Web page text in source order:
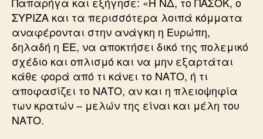
ΣΥΡΙΖΑ και τα περισσότερα λοιπά κόμματα
αναφέρονται στην ανάγκη η Ευρώπη,
δηλαδή η ΕΕ, να αποκτήσει δικό της πολεμικό
σχέδιο και οπλισμό και να μην εξαρτάται
κάθε φορά από τι κάνει το ΝΑΤΟ, ή τι
αποφασίζει το ΝΑΤΟ, αν και η πλειοψηφία
των κρατών – μελών της είναι και μέλη του
ΝΑΤΟ.